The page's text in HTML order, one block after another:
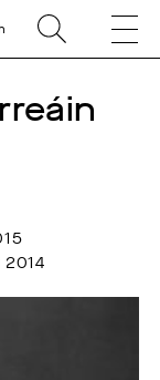
2014